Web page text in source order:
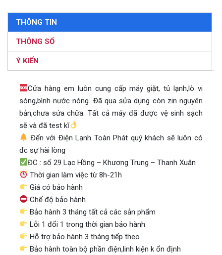
THÔNG TIN
THÔNG SỐ
Ý KIẾN
Cửa hàng em luôn cung cấp máy giặt, tủ lạnh,lò vi
sóng,bình nước nóng. Đã qua sửa dụng còn zin nguyên
bản,chưa sửa chữa. Tất cả máy đã được vệ sinh sạch
sẽ và đã test kĩ
Đến với Điện Lạnh Toàn Phát quý khách sẽ luôn có
đc sự hài lòng
ĐC : số 29 Lạc Hồng – Khương Trung – Thanh Xuân
Thời gian làm việc từ 8h-21h
Giá có bảo hành
Chế độ bảo hành
Bảo hành 3 tháng tất cả các sản phẩm
Lỗi 1 đổi 1 trong thời gian bảo hành
Hỗ trợ bảo hành 3 tháng tiếp theo
Bảo hành toàn bộ phần điện,linh kiện k ổn định